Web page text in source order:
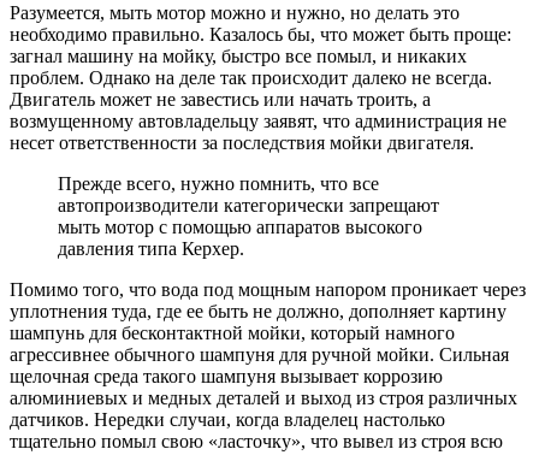
Разумеется, мыть мотор можно и нужно, но делать это
необходимо правильно. Казалось бы, что может быть проще:
загнал машину на мойку, быстро все помыл, и никаких
проблем. Однако на деле так происходит далеко не всегда.
Двигатель может не завестись или начать троить, а
возмущенному автовладельцу заявят, что администрация не
несет ответственности за последствия мойки двигателя.
Прежде всего, нужно помнить, что все
автопроизводители категорически запрещают
мыть мотор с помощью аппаратов высокого
давления типа Керхер.
Помимо того, что вода под мощным напором проникает через
уплотнения туда, где ее быть не должно, дополняет картину
шампунь для бесконтактной мойки, который намного
агрессивнее обычного шампуня для ручной мойки. Сильная
щелочная среда такого шампуня вызывает коррозию
алюминиевых и медных деталей и выход из строя различных
датчиков. Нередки случаи, когда владелец настолько
тщательно помыл свою «ласточку», что вывел из строя всю